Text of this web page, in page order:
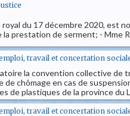
du 17 décembre 2020, est
prestation de serment; - Mme
travail et concertation
la convention collective de
de chômage en cas de
de plastiques de la province du
travail et concertation